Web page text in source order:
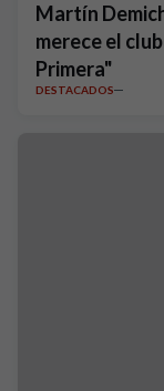
Martín
merece el
Primera"
DESTACADOS